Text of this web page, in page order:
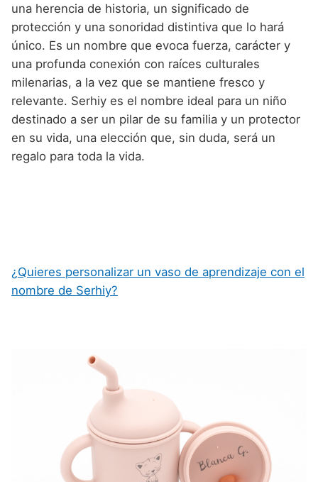
una herencia de historia, un significado de
protección y una sonoridad distintiva que lo hará
único. Es un nombre que evoca fuerza, carácter y
una profunda conexión con raíces culturales
milenarias, a la vez que se mantiene fresco y
relevante. Serhiy es el nombre ideal para un niño
destinado a ser un pilar de su familia y un protector
en su vida, una elección que, sin duda, será un
regalo para toda la vida.
¿Quieres personalizar un vaso de aprendizaje con el
nombre de Serhiy?